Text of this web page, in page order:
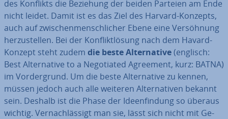
des Konflikts die Beziehung der beiden Parteien am Ende
nicht leidet. Damit ist es das Ziel des Harvard-Konzepts,
auch auf zwi­schen­mensch­li­cher Ebene eine Ver­söh­nung
her­zu­stel­len. Bei der Kon­flikt­lö­sung nach dem Havard-
Konzept steht zudem die beste Al­ter­na­ti­ve(englisch:
Best Al­ter­na­ti­ve to a Nego­tia­ted Agreement, kurz: BATNA)
im Vor­der­grund. Um die beste Al­ter­na­ti­ve zu kennen,
müssen jedoch auch alle weiteren Al­ter­na­ti­ven bekannt
sein. Deshalb ist die Phase der Ideen­fin­dung so überaus
wichtig. Ver­nach­läs­sigt man sie, lässt sich nicht mit Ge­